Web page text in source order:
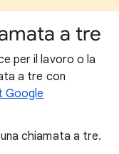
a tre
per il lavoro o la
a tre con
Google
chiamata a tre.